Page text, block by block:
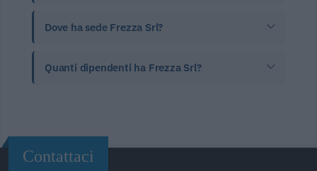
Dove ha sede Frezza Srl?
Quanti dipendenti ha Frezza Srl?
Contattaci